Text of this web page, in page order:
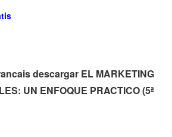
descargar EL MARKETING
UN ENFOQUE PRACTICO (5ª